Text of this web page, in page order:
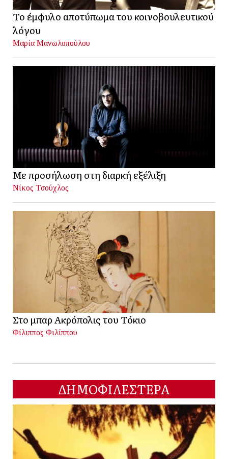
Το έμφυλο αποτύπωμα του κοινοβουλευτικού
λόγου
Μαρία Μανωλοπούλου
Με προσήλωση στη διαρκή εξέλιξη
Νίκος Τσούχλος
Στο μπαρ Ακρόπολις του Τόκιο
Φίλιππος Φιλίππου
ΔΗΜΟΦΙΛΕΣΤΕΡΑ